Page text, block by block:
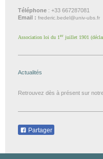
Téléphone : +33 667287081
Email : frederic.bedel@univ-ubs.fr
Association loi du 1 er juillet 1901
Actualités
Retrouvez dès à présent sur
Partager